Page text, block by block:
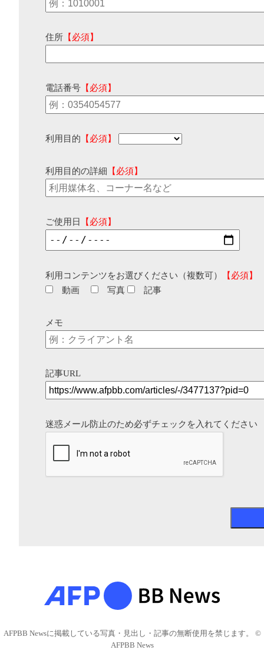
住所 【必須】
電話番号 【必須】
利用目的 【必須】
利用目的の詳細 【必須】
ご使用日 【必須】
利用コンテンツをお選びください（複数可）
【必須】
動画
写真 記事
メモ
記事URL
迷惑メール防止のため必ずチェックを入れてください
AFPBB Newsに掲載している写真・見出し・記事の無断使用を禁じます。 ©
AFPBB News